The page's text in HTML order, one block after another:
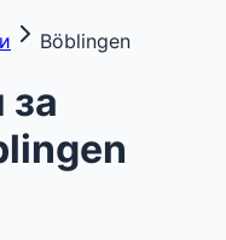
Böblingen
за